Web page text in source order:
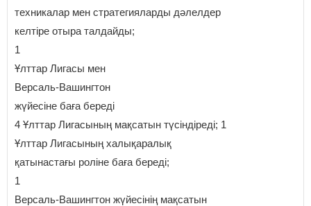
техникалар мен стратегияларды дәлелдер
келтіре отыра талдайды;
1
Ұлттар Лигасы мен
Версаль-Вашингтон
жүйесіне баға береді
4 Ұлттар Лигасының мақсатын түсіндіреді; 1
Ұлттар Лигасының халықаралық
қатынастағы роліне баға береді;
1
Версаль-Вашингтон жүйесінің мақсатын